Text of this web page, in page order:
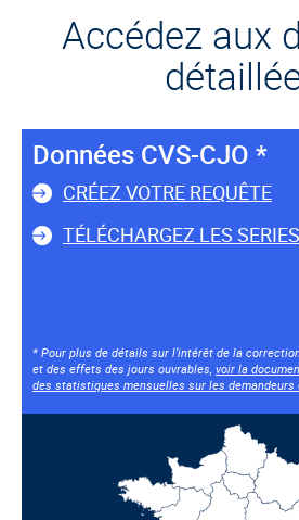
Accédez aux
Données CVS-CJO *
CRÉEZ VOTRE REQUÊTE
TÉLÉCHARGEZ LES SERIES
* Pour plus de détails sur l’intérêt de la
et des effets des jours ouvrables, voir la
des statistiques mensuelles sur les demandeurs